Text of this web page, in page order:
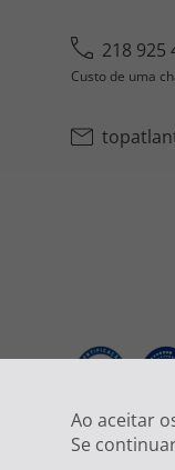
Ao aceitar
Se
218 925
Custo de uma